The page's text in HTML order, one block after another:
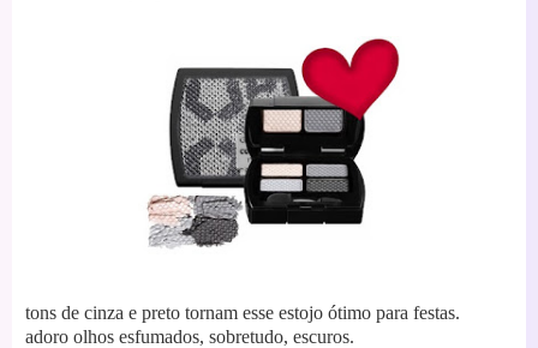
tons de cinza e preto tornam esse estojo ótimo para festas.
adoro olhos esfumados, sobretudo, escuros.